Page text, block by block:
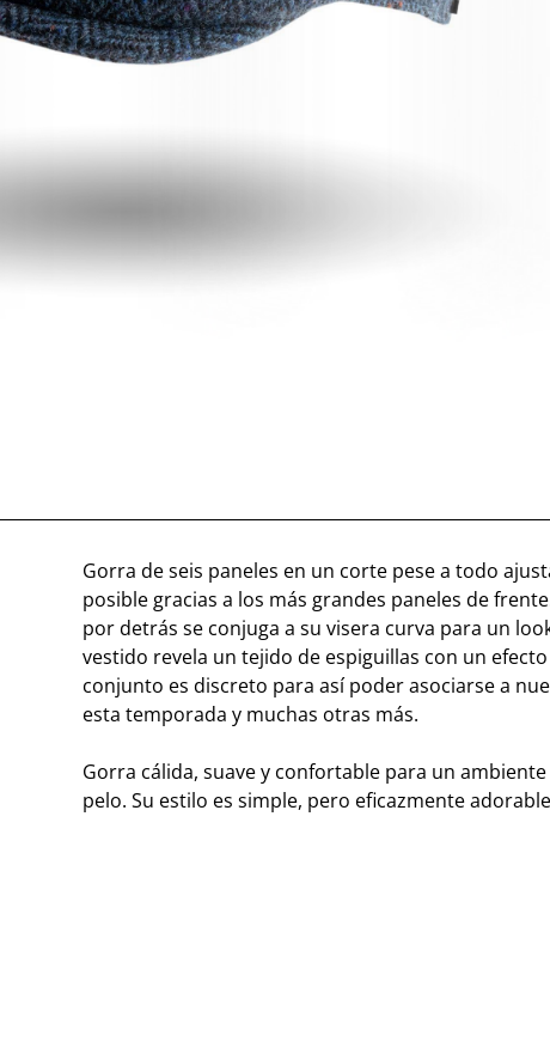
Gorra de seis paneles en un corte pese a todo
posible gracias a los más grandes paneles de
por detrás se conjuga a su visera curva para un
vestido revela un tejido de espiguillas con un
conjunto es discreto para así poder asociarse a
esta temporada y muchas otras más.
Gorra cálida, suave y confortable para un
pelo. Su estilo es simple, pero eficazmente